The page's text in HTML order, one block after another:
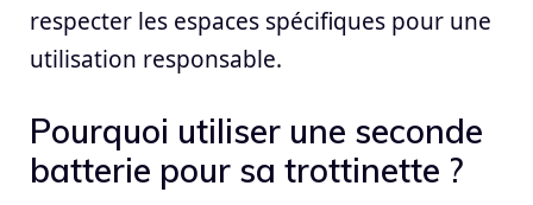
respecter les espaces spécifiques pour une
utilisation responsable.
Pourquoi utiliser une seconde
batterie pour sa trottinette ?